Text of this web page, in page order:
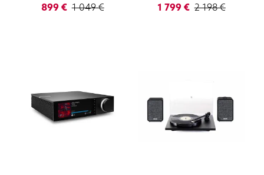
899€ 1 049€
1 799€ 2 198€